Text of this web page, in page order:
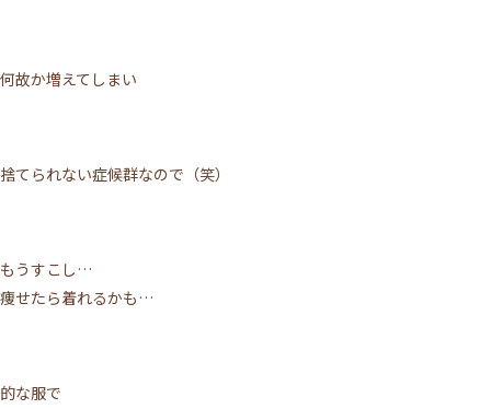
何故か増えてしまい
捨てられない症候群なので（笑）
もうすこし…
痩せたら着れるかも…
的な服で